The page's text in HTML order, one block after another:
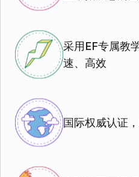
采用EF专属教
速、高效
国际权威认证